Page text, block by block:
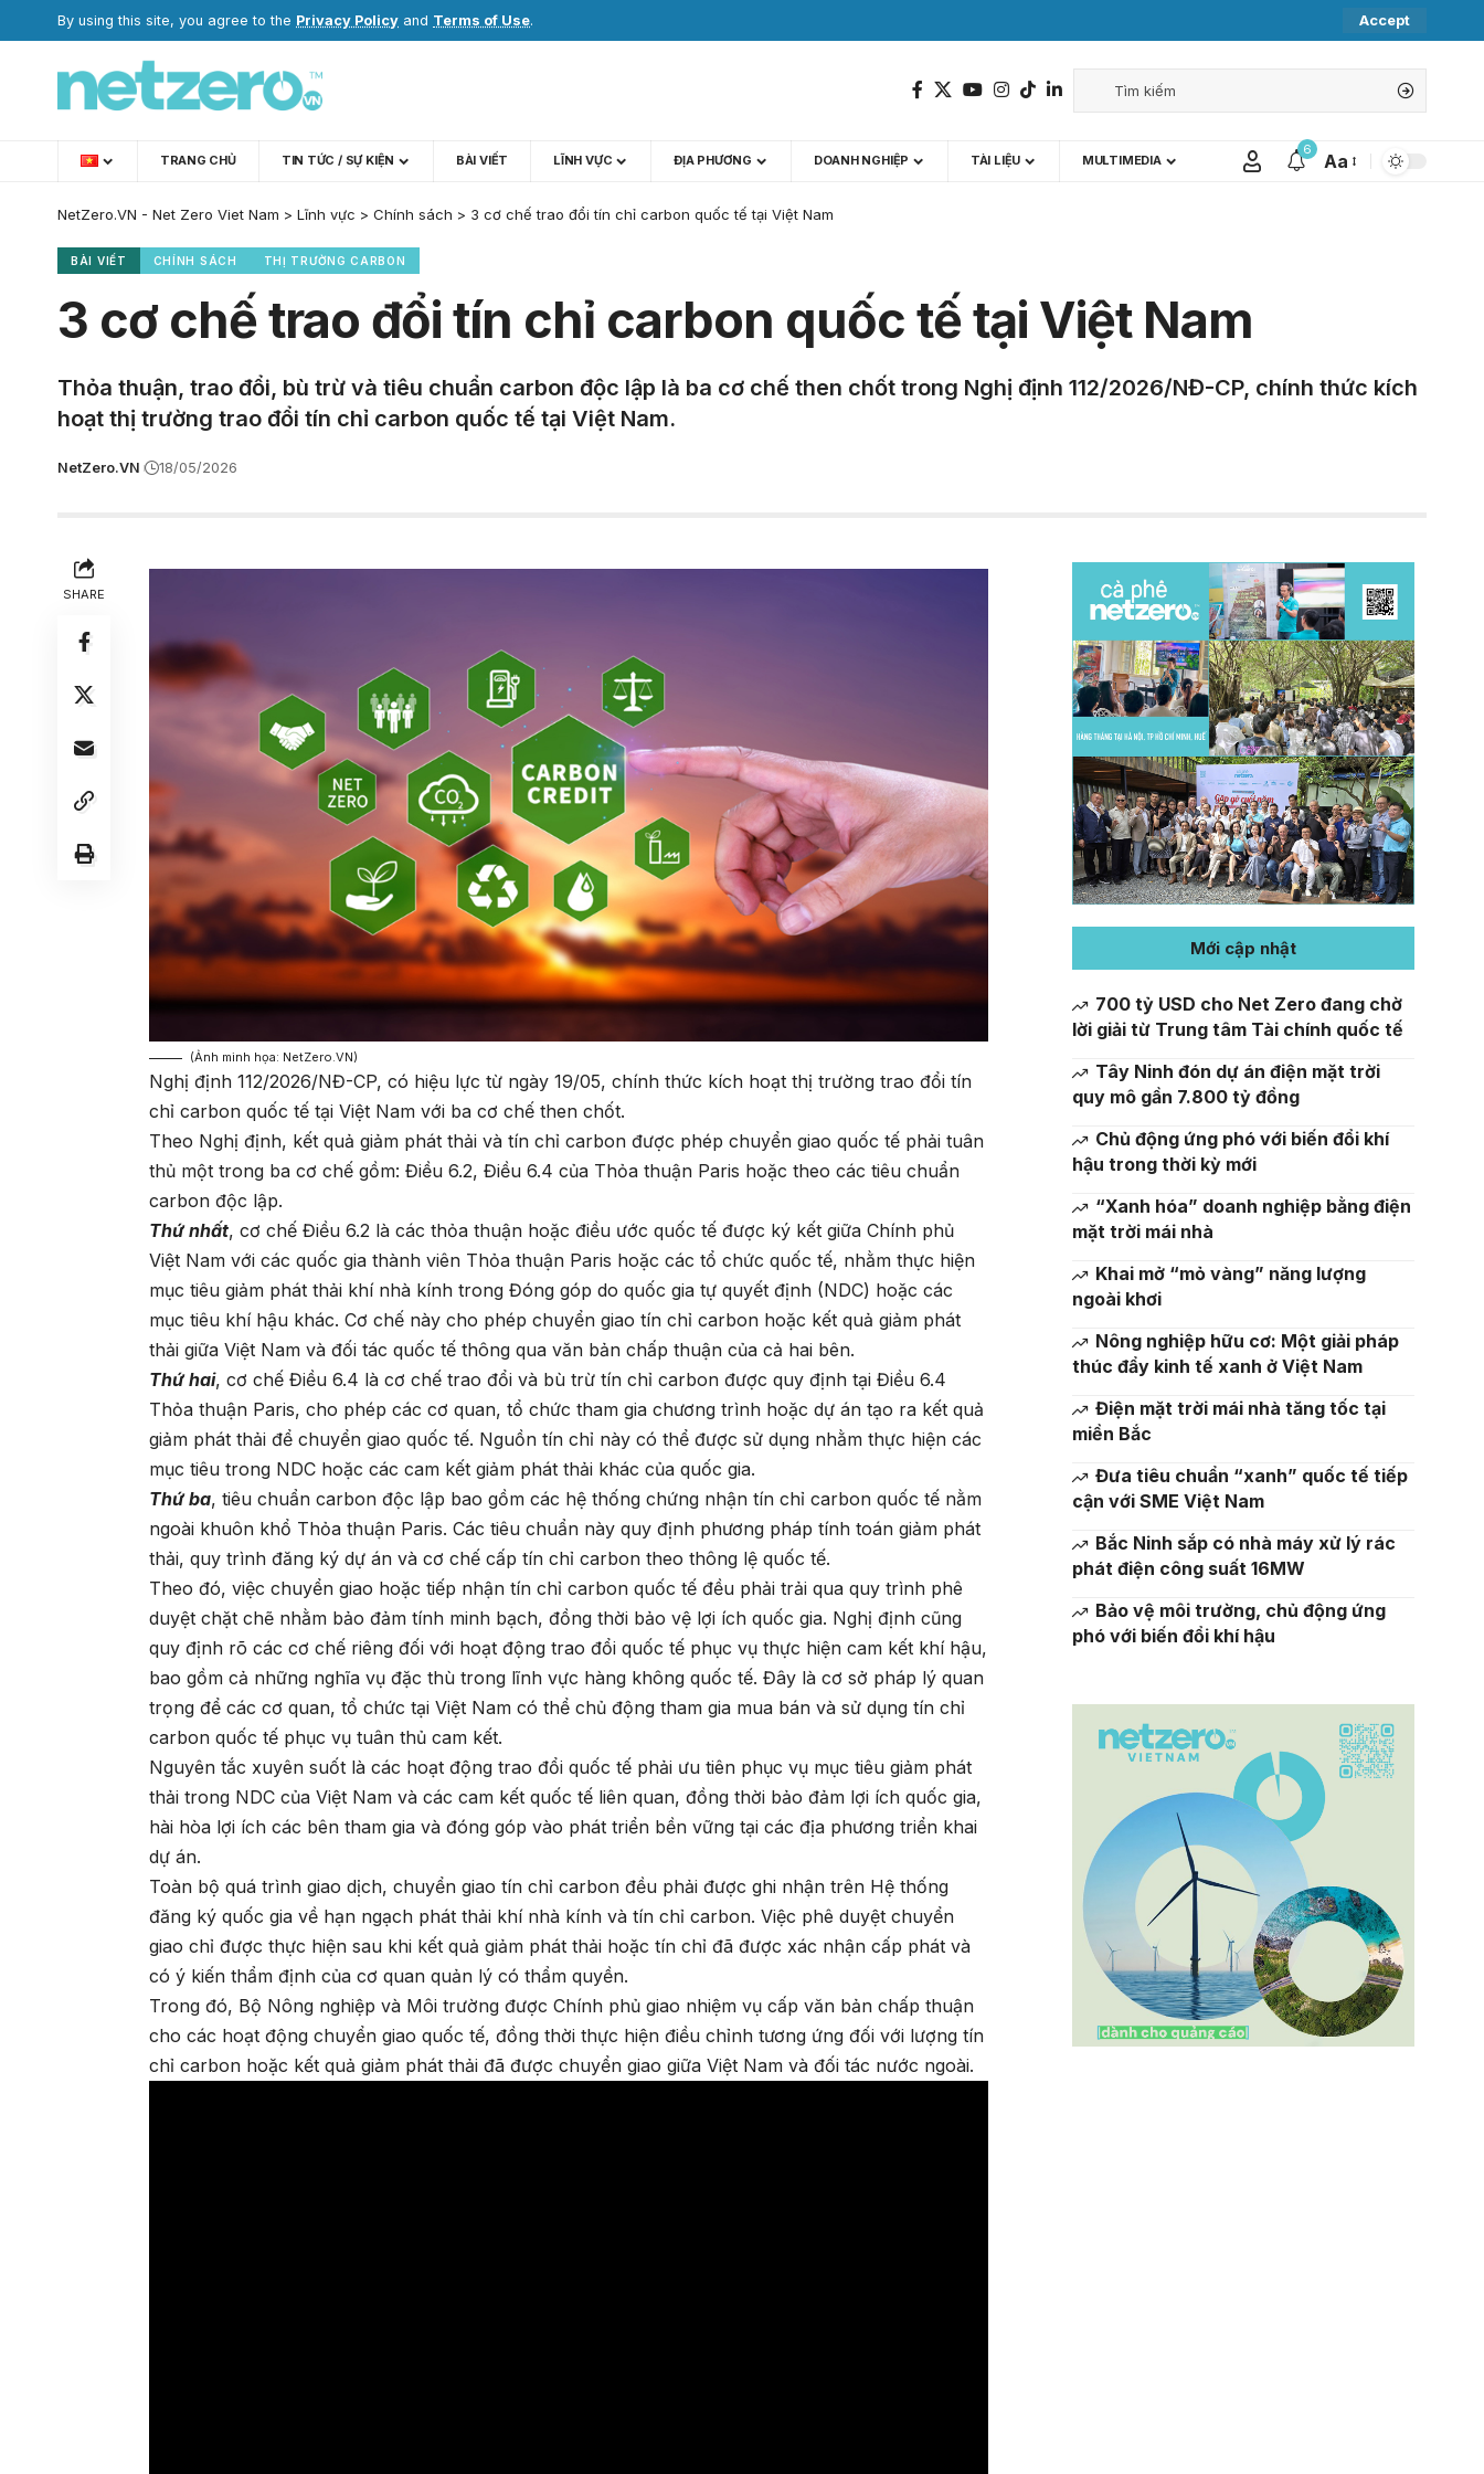
By using this site, you agree to the Privacy Policy and Terms of Use. Accept
TRANG CHỦ TIN TỨC / SỰ KIỆN BÀI VIẾT LĨNH VỰC ĐỊA PHƯƠNG DOANH NGHIỆP TÀI LIỆU MULTIMEDIA
6
Aa
NetZero.VN - Net Zero Viet Nam > Lĩnh vực > Chính sách > 3 cơ chế trao đổi tín chỉ carbon quốc tế tại Việt Nam
BÀI VIẾT CHÍNH SÁCH THỊ TRƯỜNG CARBON
3 cơ chế trao đổi tín chỉ carbon quốc tế tại Việt Nam
Thỏa thuận, trao đổi, bù trừ và tiêu chuẩn carbon độc lập là ba cơ chế then chốt trong Nghị định 112/2026/NĐ-CP, chính thức kích
hoạt thị trường trao đổi tín chỉ carbon quốc tế tại Việt Nam.
NetZero.VN 18/05/2026
SHARE
(Ảnh minh họa: NetZero.VN)
Nghị định 112/2026/NĐ-CP, có hiệu lực từ ngày 19/05, chính thức kích hoạt thị trường trao đổi tín
chỉ carbon quốc tế tại Việt Nam với ba cơ chế then chốt.
Theo Nghị định, kết quả giảm phát thải và tín chỉ carbon được phép chuyển giao quốc tế phải tuân
thủ một trong ba cơ chế gồm: Điều 6.2, Điều 6.4 của Thỏa thuận Paris hoặc theo các tiêu chuẩn
carbon độc lập.
Thứ nhất, cơ chế Điều 6.2 là các thỏa thuận hoặc điều ước quốc tế được ký kết giữa Chính phủ
Việt Nam với các quốc gia thành viên Thỏa thuận Paris hoặc các tổ chức quốc tế, nhằm thực hiện
mục tiêu giảm phát thải khí nhà kính trong Đóng góp do quốc gia tự quyết định (NDC) hoặc các
mục tiêu khí hậu khác. Cơ chế này cho phép chuyển giao tín chỉ carbon hoặc kết quả giảm phát
thải giữa Việt Nam và đối tác quốc tế thông qua văn bản chấp thuận của cả hai bên.
Thứ hai, cơ chế Điều 6.4 là cơ chế trao đổi và bù trừ tín chỉ carbon được quy định tại Điều 6.4
Thỏa thuận Paris, cho phép các cơ quan, tổ chức tham gia chương trình hoặc dự án tạo ra kết quả
giảm phát thải để chuyển giao quốc tế. Nguồn tín chỉ này có thể được sử dụng nhằm thực hiện các
mục tiêu trong NDC hoặc các cam kết giảm phát thải khác của quốc gia.
Thứ ba, tiêu chuẩn carbon độc lập bao gồm các hệ thống chứng nhận tín chỉ carbon quốc tế nằm
ngoài khuôn khổ Thỏa thuận Paris. Các tiêu chuẩn này quy định phương pháp tính toán giảm phát
thải, quy trình đăng ký dự án và cơ chế cấp tín chỉ carbon theo thông lệ quốc tế.
Theo đó, việc chuyển giao hoặc tiếp nhận tín chỉ carbon quốc tế đều phải trải qua quy trình phê
duyệt chặt chẽ nhằm bảo đảm tính minh bạch, đồng thời bảo vệ lợi ích quốc gia. Nghị định cũng
quy định rõ các cơ chế riêng đối với hoạt động trao đổi quốc tế phục vụ thực hiện cam kết khí hậu,
bao gồm cả những nghĩa vụ đặc thù trong lĩnh vực hàng không quốc tế. Đây là cơ sở pháp lý quan
trọng để các cơ quan, tổ chức tại Việt Nam có thể chủ động tham gia mua bán và sử dụng tín chỉ
carbon quốc tế phục vụ tuân thủ cam kết.
Nguyên tắc xuyên suốt là các hoạt động trao đổi quốc tế phải ưu tiên phục vụ mục tiêu giảm phát
thải trong NDC của Việt Nam và các cam kết quốc tế liên quan, đồng thời bảo đảm lợi ích quốc gia,
hài hòa lợi ích các bên tham gia và đóng góp vào phát triển bền vững tại các địa phương triển khai
dự án.
Toàn bộ quá trình giao dịch, chuyển giao tín chỉ carbon đều phải được ghi nhận trên Hệ thống
đăng ký quốc gia về hạn ngạch phát thải khí nhà kính và tín chỉ carbon. Việc phê duyệt chuyển
giao chỉ được thực hiện sau khi kết quả giảm phát thải hoặc tín chỉ đã được xác nhận cấp phát và
có ý kiến thẩm định của cơ quan quản lý có thẩm quyền.
Trong đó, Bộ Nông nghiệp và Môi trường được Chính phủ giao nhiệm vụ cấp văn bản chấp thuận
cho các hoạt động chuyển giao quốc tế, đồng thời thực hiện điều chỉnh tương ứng đối với lượng tín
chỉ carbon hoặc kết quả giảm phát thải đã được chuyển giao giữa Việt Nam và đối tác nước ngoài.
Mới cập nhật
700 tỷ USD cho Net Zero đang chờ
lời giải từ Trung tâm Tài chính quốc tế
Tây Ninh đón dự án điện mặt trời
quy mô gần 7.800 tỷ đồng
Chủ động ứng phó với biến đổi khí
hậu trong thời kỳ mới
“Xanh hóa” doanh nghiệp bằng điện
mặt trời mái nhà
Khai mở “mỏ vàng” năng lượng
ngoài khơi
Nông nghiệp hữu cơ: Một giải pháp
thúc đẩy kinh tế xanh ở Việt Nam
Điện mặt trời mái nhà tăng tốc tại
miền Bắc
Đưa tiêu chuẩn “xanh” quốc tế tiếp
cận với SME Việt Nam
Bắc Ninh sắp có nhà máy xử lý rác
phát điện công suất 16MW
Bảo vệ môi trường, chủ động ứng
phó với biến đổi khí hậu